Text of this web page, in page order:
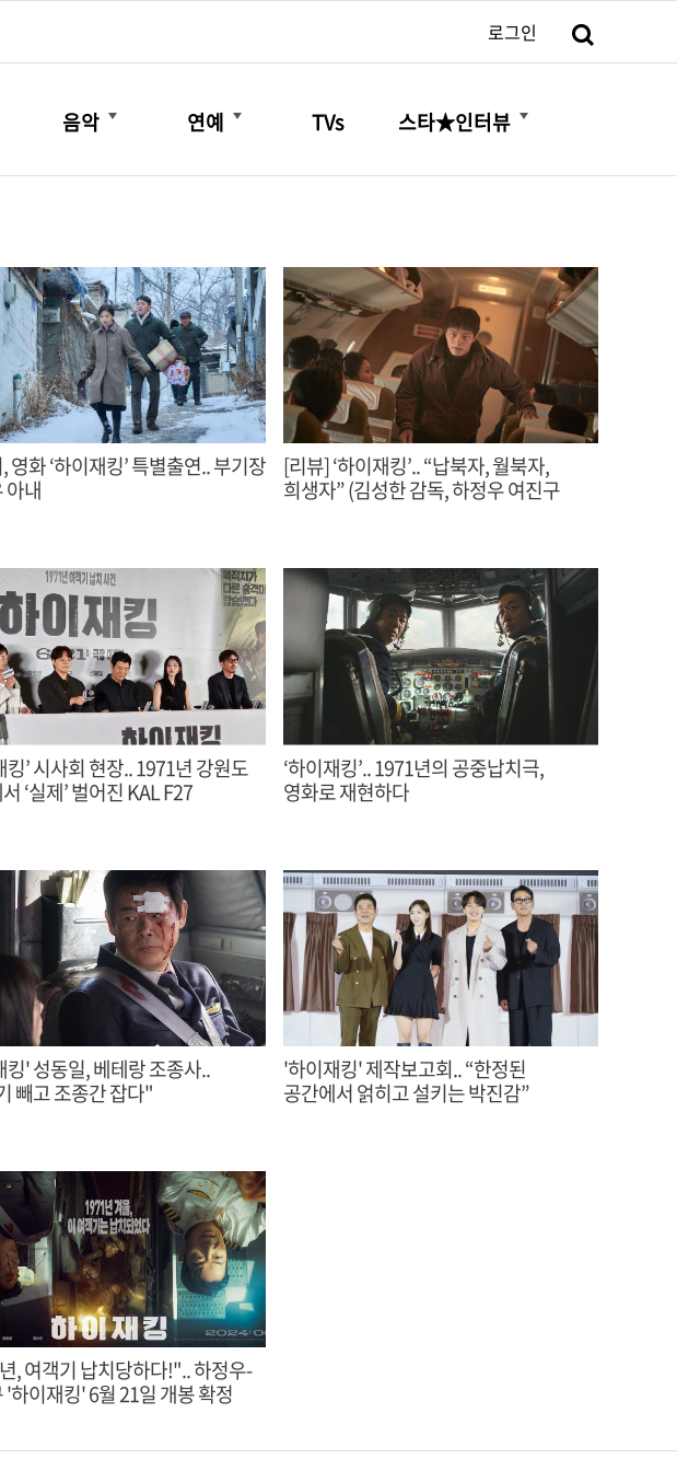
로그인
음악
더보기
연예
더보기
TVs 스타★인터뷰
더보기
영화 ‘하이재킹’ 특별출연.. 부기장
아내
[리뷰] ‘하이재킹’.. “납북자, 월북자,
희생자” (김성한 감독, 하정우 여진구
사회 현장.. 1971년 강원도
‘실제’ 벌어진 KAL F27
‘하이재킹’.. 1971년의 공중납치극,
영화로 재현하다
킹' 성동일, 베테랑 조종사..
빼고 조종간 잡다"
'하이재킹' 제작보고회.. “한정된
공간에서 얽히고 설키는 박진감”
, 여객기 납치당하다!".. 하정우-
'하이재킹' 6월 21일 개봉 확정